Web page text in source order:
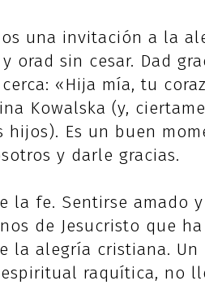
una invitación a la
orad sin cesar. Dad
«Hija mía, tu
Kowalska (y,
Es un buen
y darle gracias.
la fe. Sentirse amado
de Jesucristo que
la alegría cristiana. Un
raquítica, no